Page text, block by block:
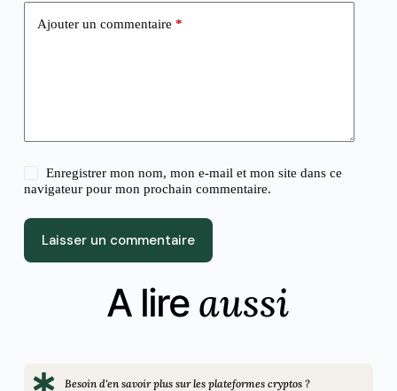
Ajouter un commentaire *
Enregistrer mon nom, mon e-mail et mon site dans ce
navigateur pour mon prochain commentaire.
Laisser un commentaire
A lire aussi
Besoin d'en savoir plus sur les plateformes cryptos ?